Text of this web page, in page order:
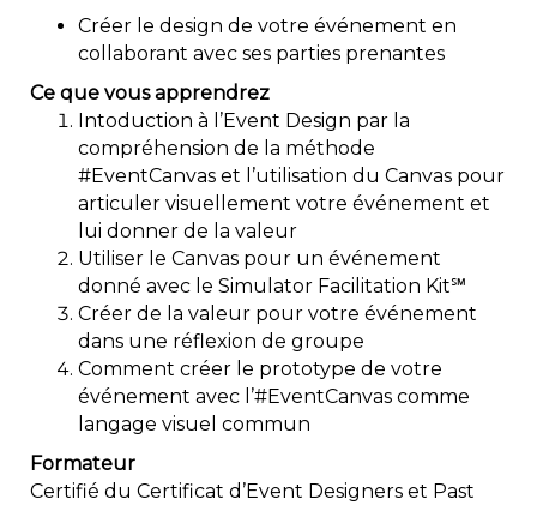
Créer le design de votre événement en
collaborant avec ses parties prenantes
Ce que vous apprendrez
Intoduction à l’Event Design par la
compréhension de la méthode
#EventCanvas et l’utilisation du Canvas pour
articuler visuellement votre événement et
lui donner de la valeur
Utiliser le Canvas pour un événement
donné avec le Simulator Facilitation Kit℠
Créer de la valeur pour votre événement
dans une réflexion de groupe
Comment créer le prototype de votre
événement avec l’#EventCanvas comme
langage visuel commun
Formateur
Certifié du Certificat d’Event Designers et Past